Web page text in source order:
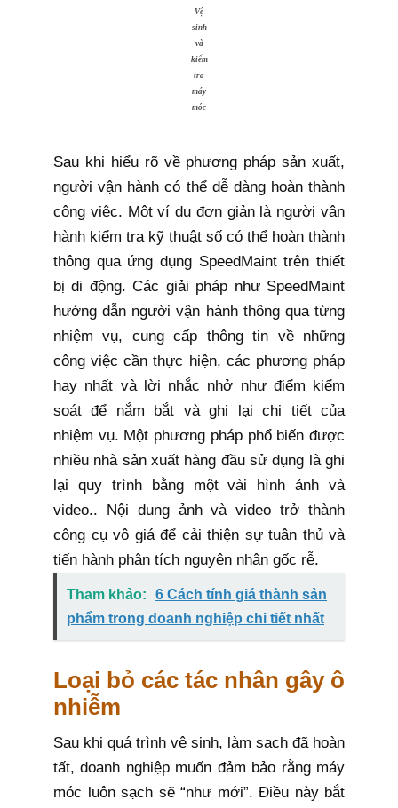
Vệ
sinh
và
kiểm
tra
máy
móc
Sau khi hiểu rõ về phương pháp sản xuất,
người vận hành có thể dễ dàng hoàn thành
công việc. Một ví dụ đơn giản là người vận
hành kiểm tra kỹ thuật số có thể hoàn thành
thông qua ứng dụng SpeedMaint trên thiết
bị di động. Các giải pháp như SpeedMaint
hướng dẫn người vận hành thông qua từng
nhiệm vụ, cung cấp thông tin về những
công việc cần thực hiện, các phương pháp
hay nhất và lời nhắc nhở như điểm kiểm
soát để nắm bắt và ghi lại chi tiết của
nhiệm vụ. Một phương pháp phổ biến được
nhiều nhà sản xuất hàng đầu sử dụng là ghi
lại quy trình bằng một vài hình ảnh và
video.. Nội dung ảnh và video trở thành
công cụ vô giá để cải thiện sự tuân thủ và
tiến hành phân tích nguyên nhân gốc rễ.
Tham khảo:
6 Cách tính giá thành sản
phẩm trong doanh nghiệp chi tiết nhất
Loại bỏ các tác nhân gây ô
nhiễm
Sau khi quá trình vệ sinh, làm sạch đã hoàn
tất, doanh nghiệp muốn đảm bảo rằng máy
móc luôn sạch sẽ “như mới”. Điều này bắt